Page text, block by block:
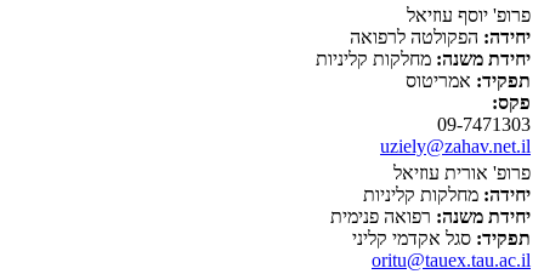
פרופ' יוסף עוזיאל
יחידה: הפקולטה לרפואה
יחידת משנה: מחלקות קליניות
תפקיד: אמריטוס
פקס:
09-7471303
uziely@zahav.net.il
פרופ' אורית עוזיאל
יחידה: מחלקות קליניות
יחידת משנה: רפואה פנימית
תפקיד: סגל אקדמי קליני
oritu@tauex.tau.ac.il